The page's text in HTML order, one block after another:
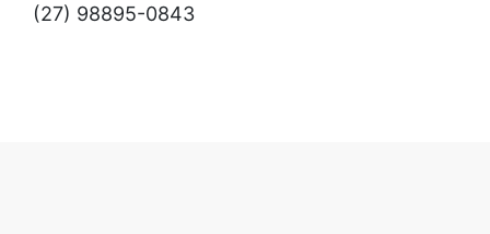
(27) 98895-0843